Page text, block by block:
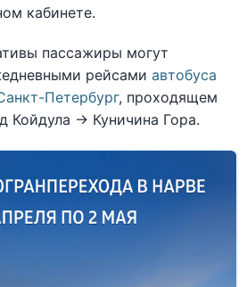
кабинете.
пассажиры могут
рейсами автобуса
Петербург, проходящем
Койдула → Куничина Гора.